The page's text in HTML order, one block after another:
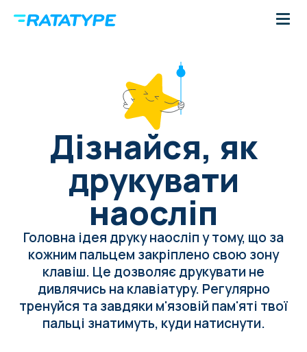
Дізнайся, як
друкувати
наосліп
Головна ідея друку наосліп у тому, що за
кожним пальцем закріплено свою зону
клавіш. Це дозволяє друкувати не
дивлячись на клавіатуру. Регулярно
тренуйся та завдяки м'язовій пам'яті твої
пальці знатимуть, куди натиснути.